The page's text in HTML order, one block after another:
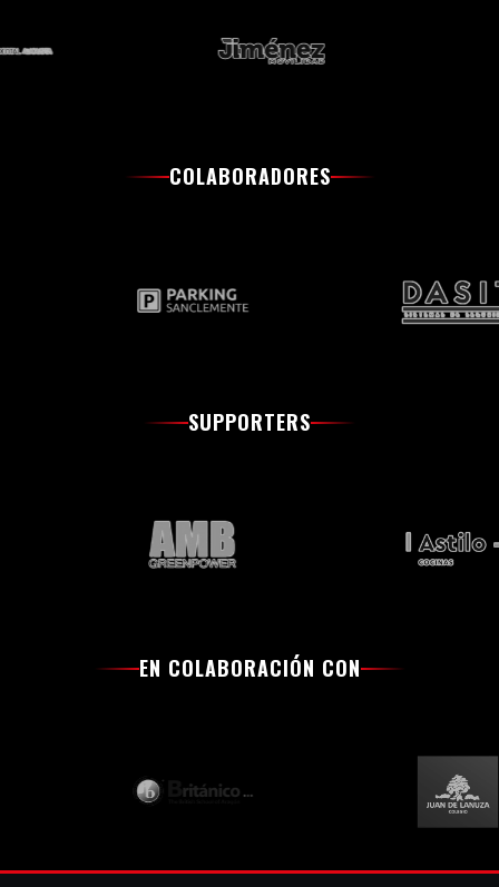
COLABORADORES
SUPPORTERS
EN COLABORACIÓN CON